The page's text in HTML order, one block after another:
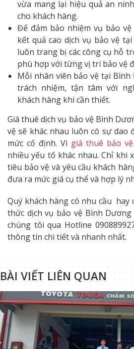
vừa mang lại hiệu quả an
cho khách hàng.
Để đảm bảo nhiệm vụ bảo
kết quả cao dịch vụ bảo vệ
luôn trang bị các công cụ hỗ
phù hợp với từng vị trí bảo vệ
Mỗi nhân viên bảo vệ tại
trách nhiệm, tận tâm với
khách hàng khi cần thiết.
Giá thuê dịch vụ bảo vệ Bình
vệ sẽ khác nhau luôn có sự dao
mức cố định. Vì giá thuê bảo vệ
nhiều yếu tố khác nhau. Chỉ khi
tiêu bảo vệ và yêu cầu khách
đưa ra mức giá cụ thể và hợp lý
Quý khách hàng có nhu cầu hay
thức dịch vụ bảo vệ Bình
chúng tôi qua Hotline
thông tin chi tiết và nhanh nhất.
BÀI VIẾT LIÊN QUAN